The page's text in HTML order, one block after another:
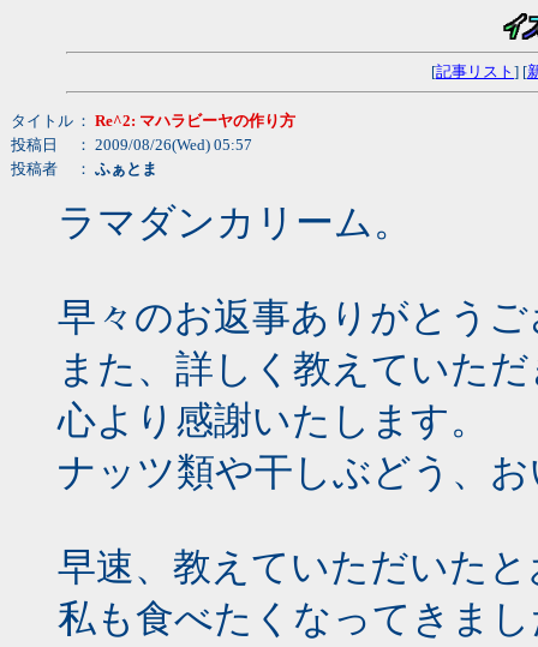
[記事リスト ] [
タイトル ： Re^2: マハラビーヤの作り方
投稿日
： 2009/08/26(Wed) 05:57
投稿者
： ふぁとま
ラマダンカリーム。
早々のお返事ありがとう
また、詳しく教えていた
心より感謝いたします。
ナッツ類や干しぶどう、
早速、教えていただいた
私も食べたくなってきま